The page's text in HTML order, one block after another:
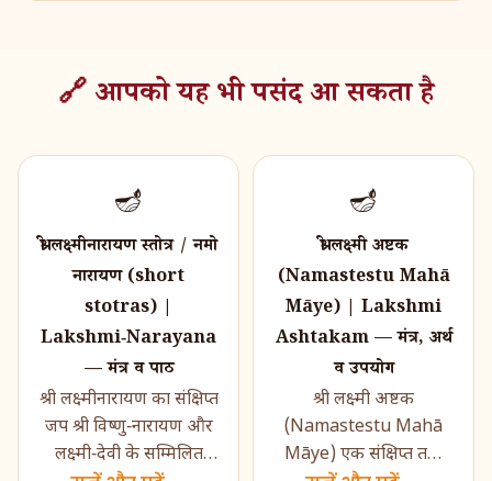
🔗 आपको यह भी पसंद आ सकता है
🪔
श्री लक्ष्मीनारायण स्तोत्र / नमो
नारायण (short
stotras) |
Lakshmi‑Narayana
— मंत्र व पाठ
श्री लक्ष्मीनारायण का संक्षिप्त
जप श्री विष्णु‑नारायण और
लक्ष्मी‑देवी के सम्मिलित
🪔
श्री लक्ष्मी अष्टक
(Namastestu Mahā
Māye) | Lakshmi
Ashtakam — मंत्र, अर्थ
व उपयोग
श्री लक्ष्मी अष्टक
(Namastestu Mahā
Māye) एक संक्षिप्त तथा